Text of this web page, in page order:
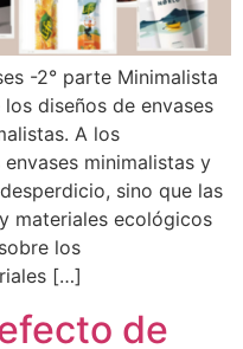
-2° parte Minimalista
diseños de envases
A los
minimalistas y
sino que las
materiales ecológicos
los
[…]
de